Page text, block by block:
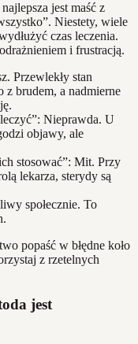
jest maść z
Niestety, wiele
czas leczenia.
i frustracją.
Przewlekły stan
z brudem, a nadmierne
Nieprawda. U
objawy, ale
stosować”: Mit. Przy
lekarza, sterydy są
społecznie. To
popaść w błędne koło
z rzetelnych
jest